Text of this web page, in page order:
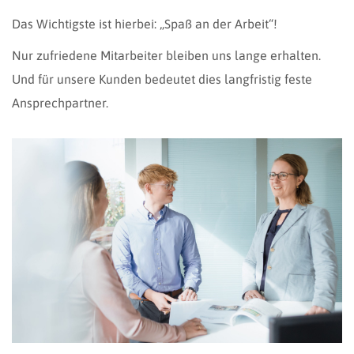
Das Wichtigste ist hierbei: „Spaß an der Arbeit“!
Nur zufriedene Mitarbeiter bleiben uns lange erhalten.
Und für unsere Kunden bedeutet dies langfristig feste
Ansprechpartner.